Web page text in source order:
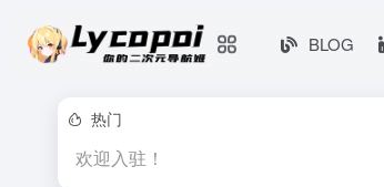
BLOG
热门
欢迎入驻！